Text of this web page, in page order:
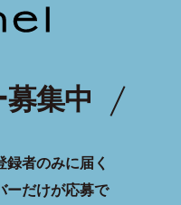
集中
者のみに届く
ーだけが応募で